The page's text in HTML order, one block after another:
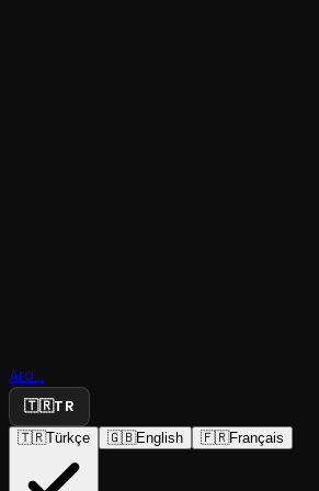
Ara...
🇹🇷TR
🇹🇷Türkçe 🇬🇧English 🇫🇷Français